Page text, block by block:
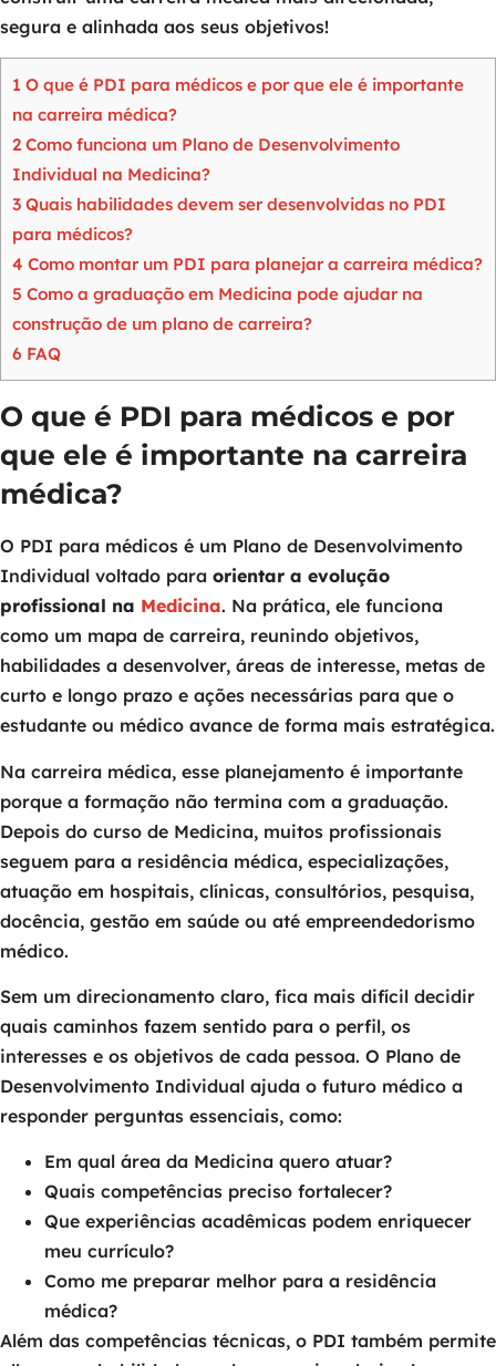
segura e alinhada aos seus objetivos!
1 O que é PDI para médicos e por que ele é importante
na carreira médica?
2 Como funciona um Plano de Desenvolvimento
Individual na Medicina?
3 Quais habilidades devem ser desenvolvidas no PDI
para médicos?
4 Como montar um PDI para planejar a carreira médica?
5 Como a graduação em Medicina pode ajudar na
construção de um plano de carreira?
6 FAQ
O que é PDI para médicos e por
que ele é importante na carreira
médica?
O PDI para médicos é um Plano de Desenvolvimento
Individual voltado para orientar a evolução
profissional na Medicina. Na prática, ele funciona
como um mapa de carreira, reunindo objetivos,
habilidades a desenvolver, áreas de interesse, metas de
curto e longo prazo e ações necessárias para que o
estudante ou médico avance de forma mais estratégica.
Na carreira médica, esse planejamento é importante
porque a formação não termina com a graduação.
Depois do curso de Medicina, muitos profissionais
seguem para a residência médica, especializações,
atuação em hospitais, clínicas, consultórios, pesquisa,
docência, gestão em saúde ou até empreendedorismo
médico.
Sem um direcionamento claro, fica mais difícil decidir
quais caminhos fazem sentido para o perfil, os
interesses e os objetivos de cada pessoa. O Plano de
Desenvolvimento Individual ajuda o futuro médico a
responder perguntas essenciais, como:
Em qual área da Medicina quero atuar?
Quais competências preciso fortalecer?
Que experiências acadêmicas podem enriquecer
meu currículo?
Como me preparar melhor para a residência
médica?
Além das competências técnicas, o PDI também permite